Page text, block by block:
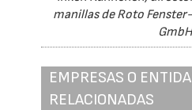
manillas de Roto
EMPRESAS O
RELACIONADAS